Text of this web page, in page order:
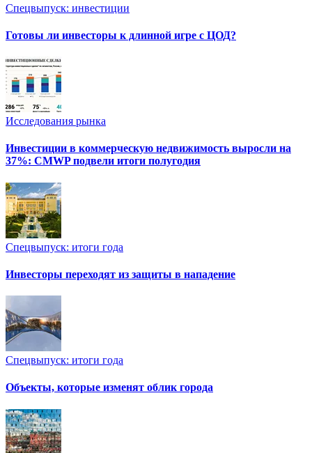
Спецвыпуск: инвестиции
Готовы ли инвесторы к длинной игре с ЦОД?
Исследования рынка
Инвестиции в коммерческую недвижимость выросли на
37%: CMWP подвели итоги полугодия
Спецвыпуск: итоги года
Инвесторы переходят из защиты в нападение
Спецвыпуск: итоги года
Объекты, которые изменят облик города